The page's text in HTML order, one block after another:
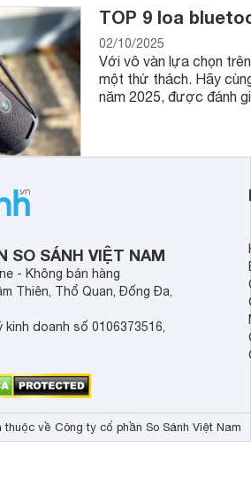
TOP 9 loa
02/10/2025
Với vô vàn lựa chọn
một thử thách. Hãy
năm 2025, được đánh
SO SÁNH VIỆT NAM
- Không bán hàng
Thiên, Thổ Quan, Đống Đa,
doanh số 0106373516,
về Công ty cổ phần So Sánh Việt Nam